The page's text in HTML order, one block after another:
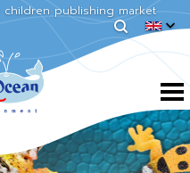
publishing market